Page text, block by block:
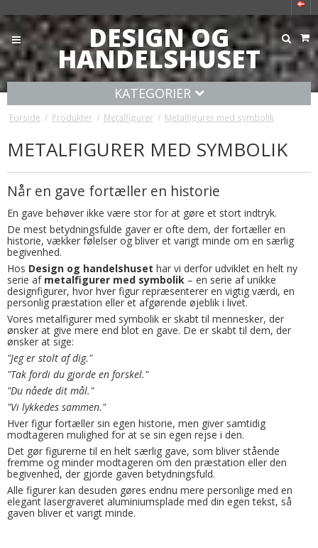
DESIGN OG
HANDELSHUSET
KATEGORIER
Forside / Produkter / Metalfigurer / Metalfigurer med symbolik
METALFIGURER MED SYMBOLIK
Når en gave fortæller en historie
En gave behøver ikke være stor for at gøre et stort indtryk.
De mest betydningsfulde gaver er ofte dem, der fortæller en
historie, vækker følelser og bliver et varigt minde om en særlig
begivenhed.
Hos Design og handelshuset har vi derfor udviklet en helt ny
serie af metalfigurer med symbolik – en serie af unikke
designfigurer, hvor hver figur repræsenterer en vigtig værdi, en
personlig præstation eller et afgørende øjeblik i livet.
Vores metalfigurer med symbolik er skabt til mennesker, der
ønsker at give mere end blot en gave. De er skabt til dem, der
ønsker at sige:
"Jeg er stolt af dig."
"Tak fordi du gjorde en forskel."
"Du nåede dit mål."
"Vi lykkedes sammen."
Hver figur fortæller sin egen historie, men giver samtidig
modtageren mulighed for at se sin egen rejse i den.
Det gør figurerne til en helt særlig gave, som bliver stående
fremme og minder modtageren om den præstation eller den
begivenhed, der gjorde gaven betydningsfuld.
Alle figurer kan desuden gøres endnu mere personlige med en
elegant lasergraveret aluminiumsplade med din egen tekst, så
gaven bliver et varigt minde.